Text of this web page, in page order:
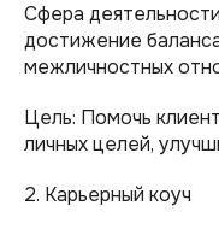
Сфера
достижение
межличностных
Цель: Помочь
личных целей,
2. Карьерный коуч